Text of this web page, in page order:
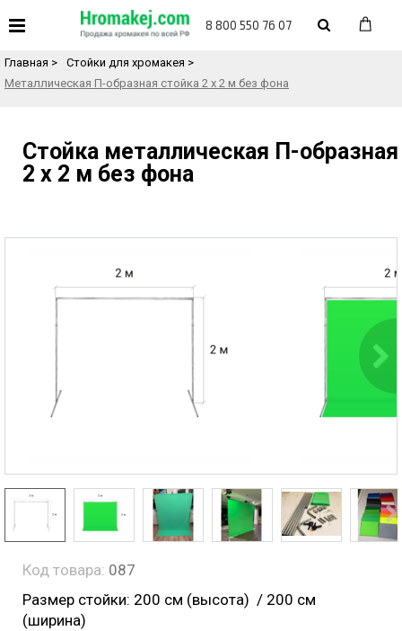
8 800 550 76 07
Назад в каталог товаров
Главная > Стойки для хромакея >
Металлическая П-образная стойка 2 х 2 м без фона
Стойка металлическая П-образная
2 х 2 м без фона
Код товара: 087
Размер стойки: 200 см (высота) / 200 см
(ширина)